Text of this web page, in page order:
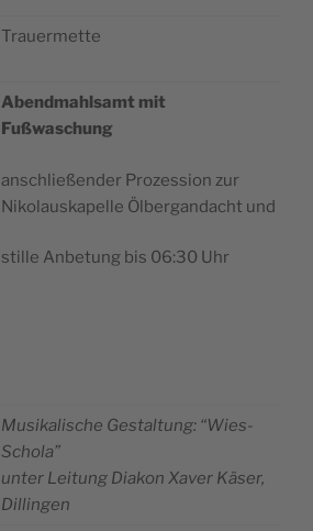
Trauer­met­te
Abend­ma­hl­samt mit
Fußwaschung
anschließen­der Pro­zes­sion zur
Niko­lau­ska­pel­le Ölber­gan­da­cht und
stil­le Anbe­tung bis 06:30 Uhr
Musi­ka­li­sche Gestal­tung: “Wies-
Scho­la”
unter Lei­tung Dia­kon Xaver Käser,
Dillingen